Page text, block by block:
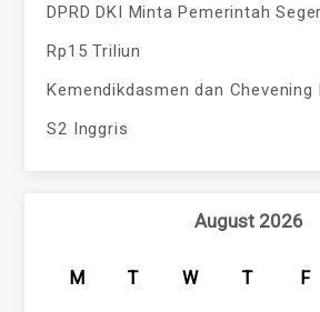
DPRD DKI Minta Pemerintah
Rp15 Triliun
Kemendikdasmen dan Chevening
S2 Inggris
August 2026
M T W T F